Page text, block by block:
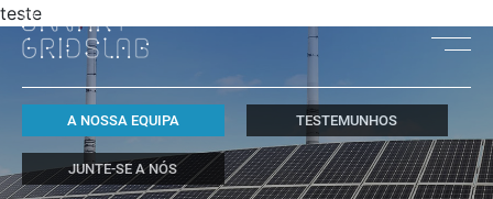
A NOSSA EQUIPA TESTEMUNHOS
JUNTE-SE A NÓS
teste